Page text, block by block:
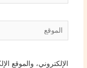
الموقع
الإلكتروني، والموقع